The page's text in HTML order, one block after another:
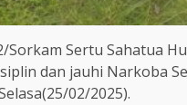
Sertu Sahatua
dan jauhi Narkoba
02/2025).